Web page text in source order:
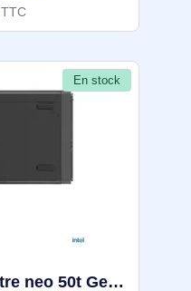
En stock
LENOVO ThinkCentre neo 50t Gen 6 Intel Core Ultra 5 225 16Go 512Go SSD M.2 2280 PCIe Intel Graphics - 13BD007VFR